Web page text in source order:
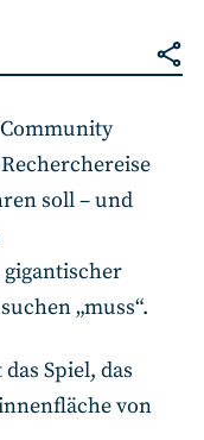
soll – und
„muss“.
Spiel, das
von